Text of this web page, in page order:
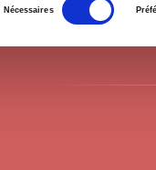
consentement
Nécessaires